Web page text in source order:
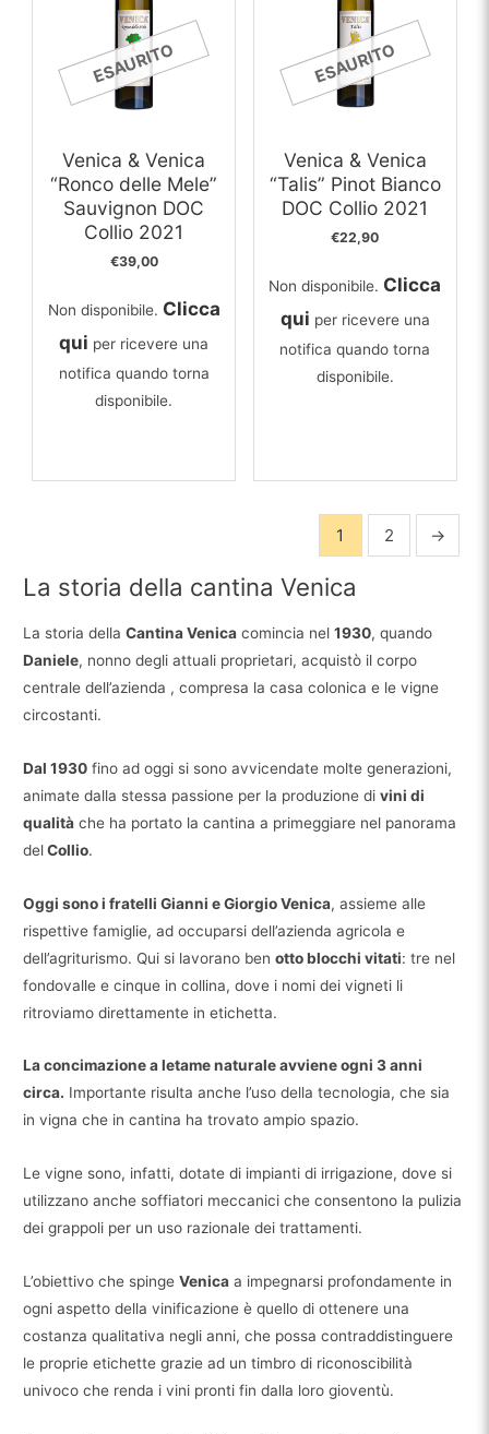
ESAURITO
Venica & Venica
“Ronco delle Mele”
Sauvignon DOC
Collio 2021
€39,00
Non disponibile. Clicca
qui per ricevere una
notifica quando torna
disponibile.
ESAURITO
Venica & Venica
“Talis” Pinot Bianco
DOC Collio 2021
€22,90
Non disponibile. Clicca
qui per ricevere una
notifica quando torna
disponibile.
1 2 →
La storia della cantina Venica
La storia dellaCantina Venica comincia nel1930, quando
Daniele, nonno degli attuali proprietari, acquistò il corpo
centrale dell’azienda , compresa la casa colonica e le vigne
circostanti.
Dal 1930 fino ad oggi si sono avvicendate molte generazioni,
animate dalla stessa passione per la produzione divini di
qualità che ha portato la cantina a primeggiare nel panorama
delCollio.
Oggi sono i fratelli Gianni e Giorgio Venica, assieme alle
rispettive famiglie, ad occuparsi dell’azienda agricola e
dell’agriturismo. Qui si lavorano benotto blocchi vitati: tre nel
fondovalle e cinque in collina, dove i nomi dei vigneti li
ritroviamo direttamente in etichetta.
La concimazione a letame naturale avviene ogni 3 anni
circa. Importante risulta anche l’uso della tecnologia, che sia
in vigna che in cantina ha trovato ampio spazio.
Le vigne sono, infatti, dotate di impianti di irrigazione, dove si
utilizzano anche soffiatori meccanici che consentono la pulizia
dei grappoli per un uso razionale dei trattamenti.
L’obiettivo che spingeVenica a impegnarsi profondamente in
ogni aspetto della vinificazione è quello di ottenere una
costanza qualitativa negli anni, che possa contraddistinguere
le proprie etichette grazie ad un timbro di riconoscibilità
univoco che renda i vini pronti fin dalla loro gioventù.